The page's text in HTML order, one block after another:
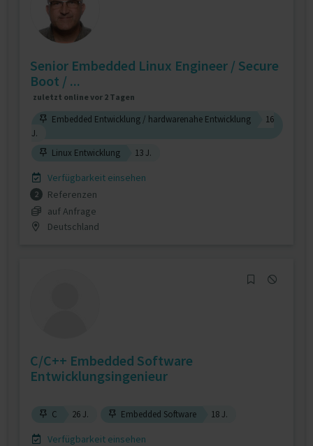
Senior Embedded Linux Engineer / Secure
Boot / ...
zuletzt online vor 2 Tagen
Embedded Entwicklung / hardwarenahe Entwicklung
16
J.
Linux Entwicklung
13 J.
Verfügbarkeit einsehen
2
Referenzen
auf Anfrage
Deutschland
C/C++ Embedded Software
Entwicklungsingenieur
C 26 J. Embedded Software 18 J.
Verfügbarkeit einsehen